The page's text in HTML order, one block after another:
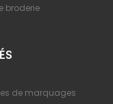
broderie
de marquages